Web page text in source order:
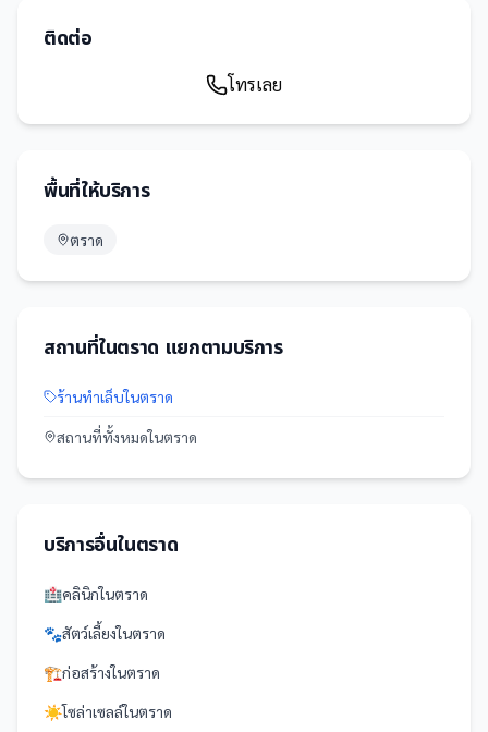
ติดต่อ
โทรเลย
พื้นที่ให้บริการ
ตราด
สถานที่ในตราด แยกตามบริการ
ร้านทำเล็บในตราด
สถานที่ทั้งหมดในตราด
บริการอื่นในตราด
🏥คลินิกในตราด
🐾สัตว์เลี้ยงในตราด
🏗️ก่อสร้างในตราด
☀️โซล่าเซลล์ในตราด